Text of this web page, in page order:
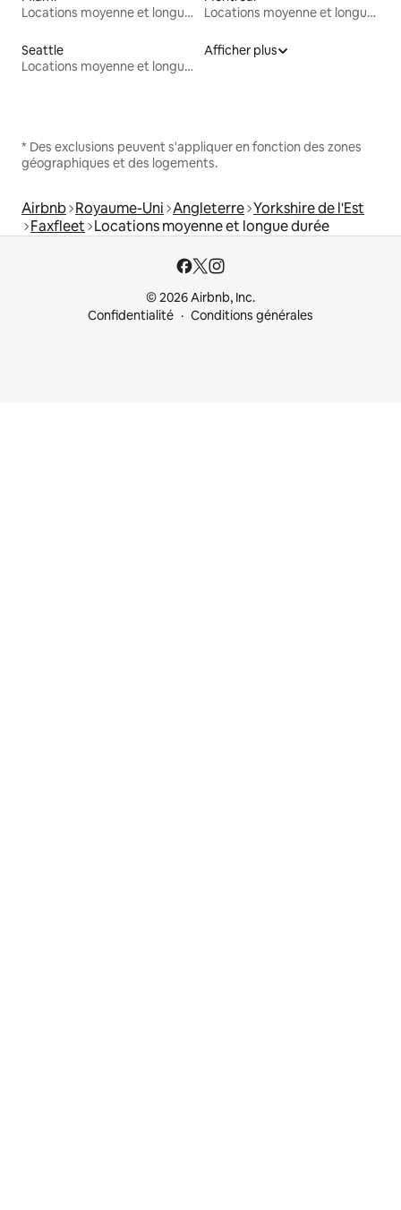
Locations moyenne et longue durée
Locations moyenne et longue durée
Seattle
Locations moyenne et longue durée
Afficher plus
* Des exclusions peuvent s'appliquer en fonction des zones
géographiques et des logements.
Airbnb Royaume-Uni Angleterre Yorkshire de l'Est
Faxfleet Locations moyenne et longue durée
© 2026 Airbnb, Inc.
Confidentialité
Conditions générales